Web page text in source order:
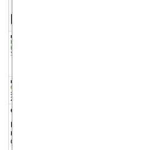
группы программы:
Наука
Наука
Управление информацией
программа:
бесплатная
занимает памяти:
225 Кб
совместима
Pocket PC
описание:
Программа производит вычисления между
величинами площади, объема, длины и т.д. по
формулам.